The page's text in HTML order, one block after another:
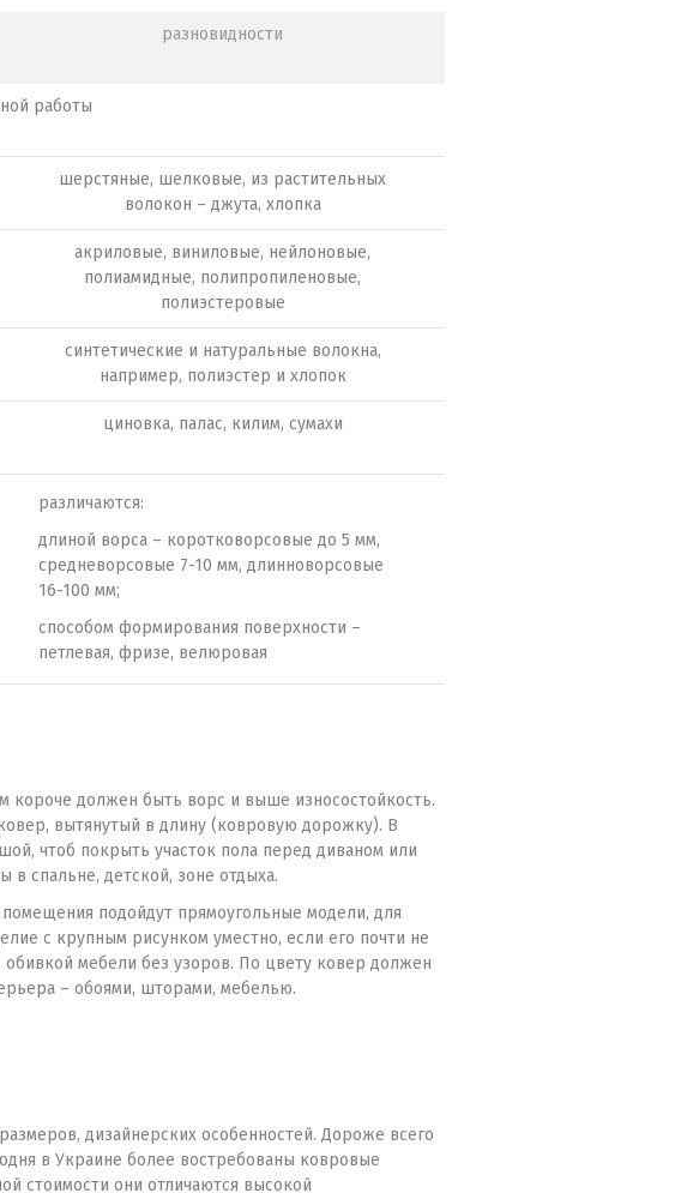
разновидности
работы
шерстяные, шелковые, из растительных
волокон – джута, хлопка
акриловые, виниловые, нейлоновые,
полиамидные, полипропиленовые,
полиэстеровые
синтетические и натуральные волокна,
например, полиэстер и хлопок
циновка, палас, килим, сумахи
различаются:
длиной ворса – коротковорсовые до 5 мм,
средневорсовые 7-10 мм, длинноворсовые
16-100 мм;
способом формирования поверхности –
петлевая, фризе, велюровая
короче должен быть ворс и выше износостойкость.
вытянутый в длину (ковровую дорожку). В
чтоб покрыть участок пола перед диваном или
спальне, детской, зоне отдыха.
подойдут прямоугольные модели, для
с крупным рисунком уместно, если его почти не
мебели без узоров. По цвету ковер должен
– обоями, шторами, мебелью.
дизайнерских особенностей. Дороже всего
в Украине более востребованы ковровые
стоимости они отличаются высокой